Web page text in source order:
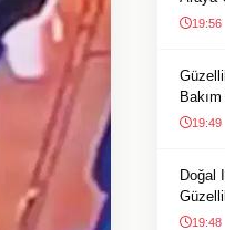
19:56
19:49
Doğal
19:48